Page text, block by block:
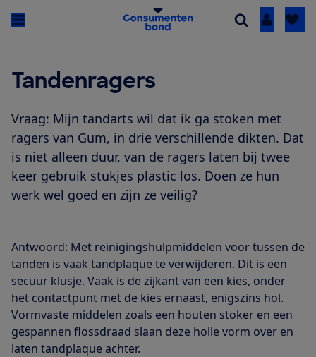
Inloggen
Tandenragers
Vraag: Mijn tandarts wil dat ik ga stoken met
ragers van Gum, in drie verschillende dikten. Dat
is niet alleen duur, van de ragers laten bij twee
keer gebruik stukjes plastic los. Doen ze hun
werk wel goed en zijn ze veilig?
Antwoord: Met reinigingshulpmiddelen voor tussen de
tanden is vaak tandplaque te verwijderen. Dit is een
secuur klusje. Vaak is de zijkant van een kies, onder
het contactpunt met de kies ernaast, enigszins hol.
Vormvaste middelen zoals een houten stoker en een
gespannen flossdraad slaan deze holle vorm over en
laten tandplaque achter.